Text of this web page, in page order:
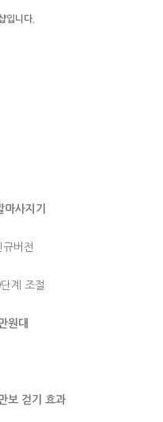
입니다.
사지기
규버전
계 조절
원대
보 걷기 효과